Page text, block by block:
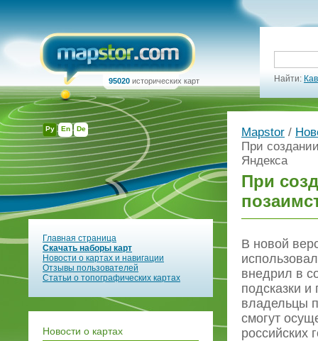
Ру En De
95020 исторических карт Найти:
Главная страница
Скачать наборы карт
Новости о картах и навигации
Отзывы пользователей
Статьи о топографических картах
Новости о картах
Mapstor /
При
Яндекса
При
В новой
внедрил в
подсказки
владельцы
смогут
российских